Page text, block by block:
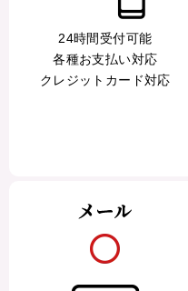
24時間受付可能
各種お支払い対応
クレジットカード対応